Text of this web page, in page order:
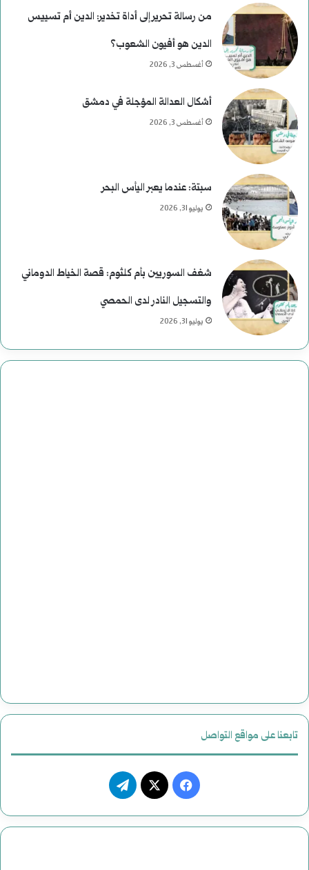
من رسالة تحرير إلى أداة تخدير: الدين أم تسييس
الدين هو أفيون الشعوب؟
أغسطس 3, 2026
أشكال العدالة المؤجلة في دمشق
أغسطس 3, 2026
سبتة: عندما يعبر اليأس البحر
يوليو 31, 2026
شغف السوريين بأم كلثوم: قصة الخياط الدوماني
والتسجيل النادر لدى الحمصي
يوليو 31, 2026
تابعنا على مواقع التواصل
فيسبوك
‫X تيلقرام